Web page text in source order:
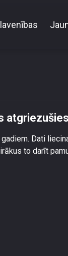
Dati
to darīt